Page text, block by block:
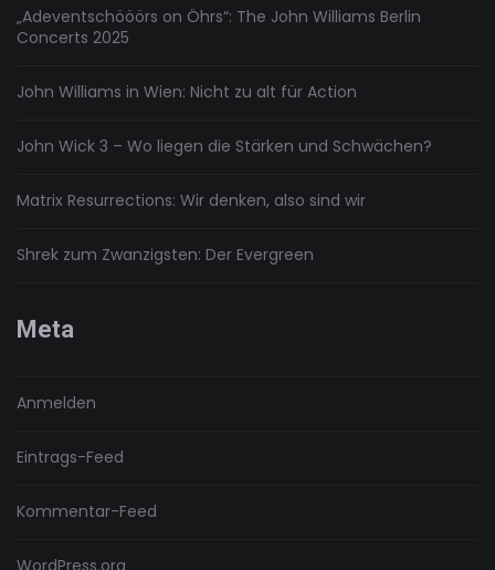
„Adeventschööörs on Öhrs“: The John Williams Berlin
Concerts 2025
John Williams in Wien: Nicht zu alt für Action
John Wick 3 – Wo liegen die Stärken und Schwächen?
Matrix Resurrections: Wir denken, also sind wir
Shrek zum Zwanzigsten: Der Evergreen
Meta
Anmelden
Eintrags-Feed
Kommentar-Feed
WordPress.org